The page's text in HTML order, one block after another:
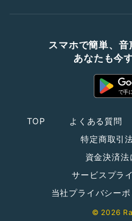
スマホで簡単、音
あなたも今
TOP よくある質問
特定商取引
資金決済
サービスプラ
当社プライバシーポ
© 2026